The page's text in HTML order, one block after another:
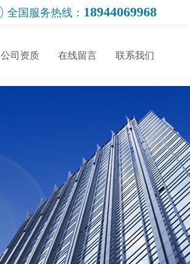
全国服务热线： 18944069968
公司资质 在线留言 联系我们